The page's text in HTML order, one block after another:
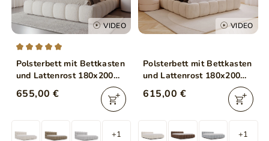
VIDEO
Polsterbett mit Bettkasten
und Lattenrost 180x200
Modo aus Bouclé-Stoff
Beige
655,00 €
+1
VIDEO
Polsterbett mit Bettkasten
und Lattenrost 180x200
Cloud Low Beige
615,00 €
+1